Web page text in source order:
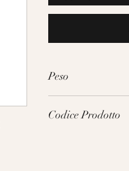
Peso
Codice Prodotto